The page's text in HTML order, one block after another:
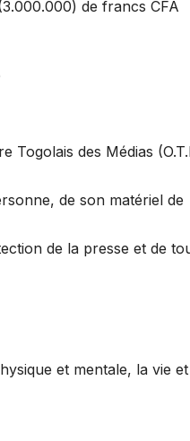
de francs CFA
Togolais des Médias
de son matériel de
de la presse et de
et mentale, la vie